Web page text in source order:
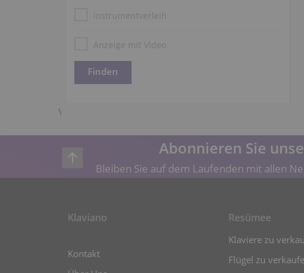
Instrumentverleih
Anzeige mit Video
\
Abonnieren Sie
Bleiben Sie auf dem Laufenden mit allen
Klaviano
Kontakt
Resümee
Klaviere zu
Flügel zu